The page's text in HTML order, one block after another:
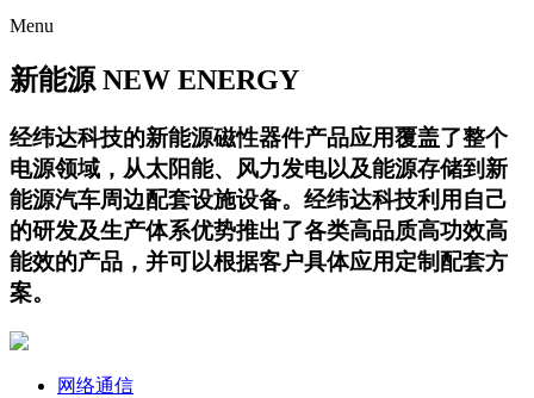
Menu
新能源 NEW ENERGY
经纬达科技的新能源磁性器件产品应用覆盖了整个
电源领域，从太阳能、风力发电以及能源存储到新
能源汽车周边配套设施设备。经纬达科技利用自己
的研发及生产体系优势推出了各类高品质高功效高
能效的产品，并可以根据客户具体应用定制配套方
案。
网络通信